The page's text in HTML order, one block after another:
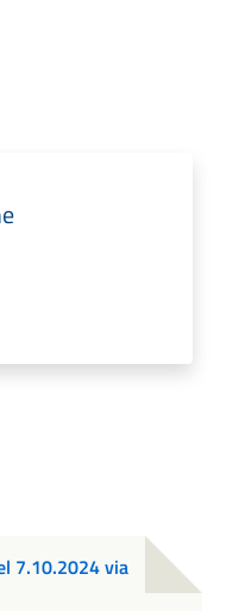
7.10.2024 via